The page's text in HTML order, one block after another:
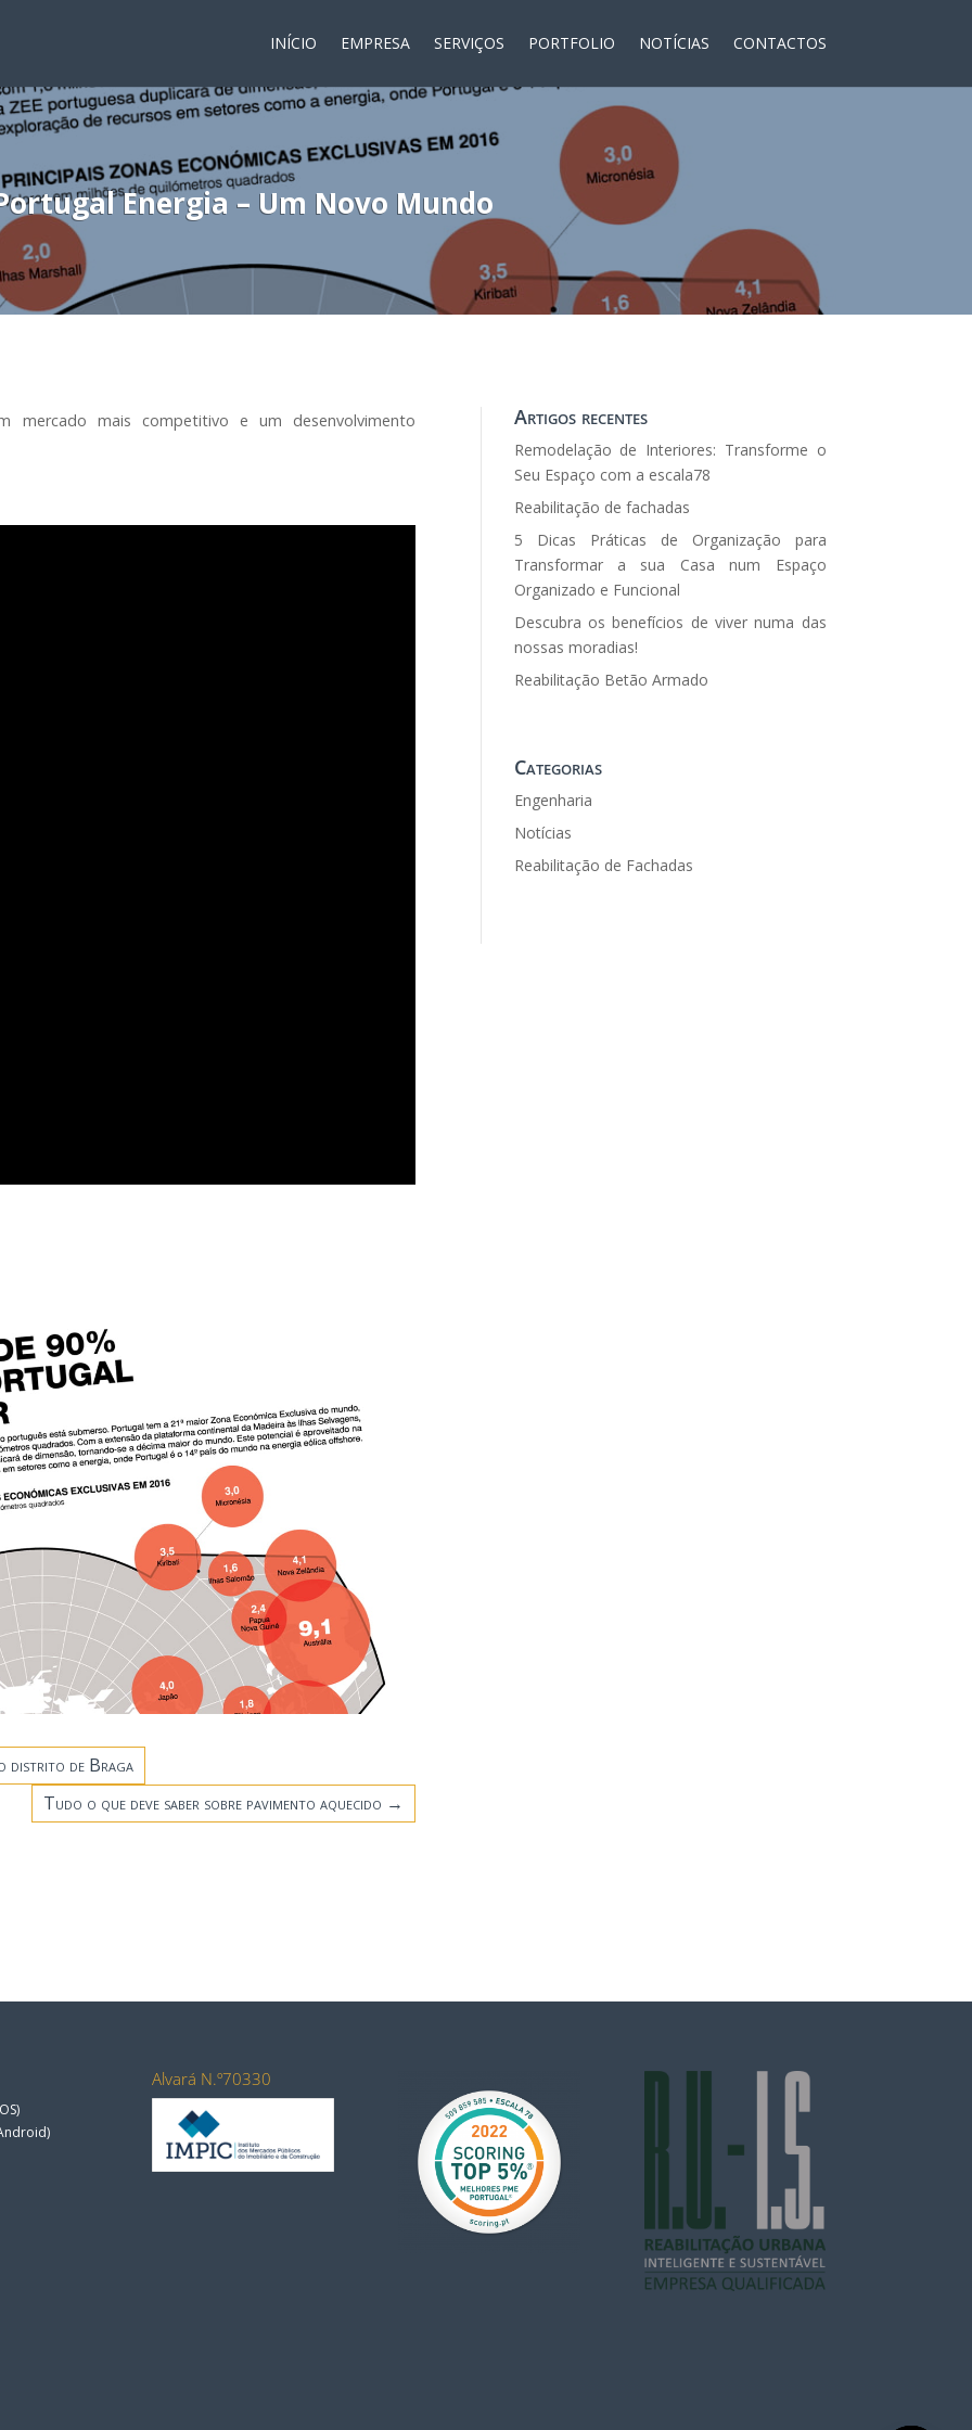
INÍCIO EMPRESA SERVIÇOS PORTFOLIO NOTÍCIAS CONTACTOS
Energia – Um Novo Mundo
mercado mais competitivo e um desenvolvimento
distrito de Braga
Tudo o que deve saber sobre pavimento aquecido →
Artigos recentes
Remodelação de Interiores: Transforme o
Seu Espaço com a escala78
Reabilitação de fachadas
5 Dicas Práticas de Organização para
Transformar a sua Casa num Espaço
Organizado e Funcional
Descubra os benefícios de viver numa das
nossas moradias!
Reabilitação Betão Armado
Categorias
Engenharia
Notícias
Reabilitação de Fachadas
Alvará N.º70330